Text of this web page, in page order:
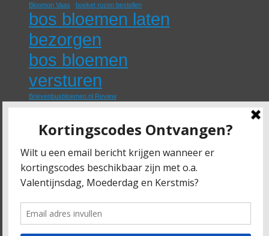
Bloomon Vaas
boeket rozen bestellen
bos bloemen laten
bezorgen
bos bloemen
versturen
Brievenbusbloemen.nl Review
Groene Schutting
Klimplant
Klimplanten
losse rozen bestellen
online rozen kopen
paarse rozen bestellen
papieren rozen kopen
rozen bestellen en laten bezorgen
rozen thuis laten bezorgen
Schuttingplant
Trouw Boeket
Trouwboeket Bestellen Online
Trouwboeket Laten Bezorgen